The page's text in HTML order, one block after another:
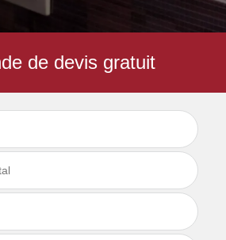
de devis gratuit